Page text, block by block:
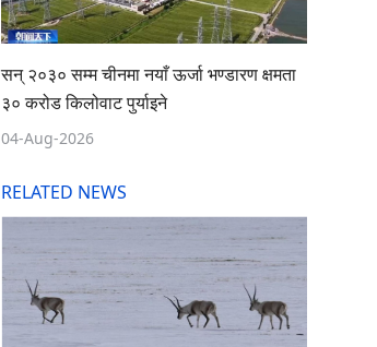
सन् २०३० सम्म चीनमा नयाँ ऊर्जा भण्डारण क्षमता
३० करोड किलोवाट पुर्याइने
04-Aug-2026
RELATED NEWS